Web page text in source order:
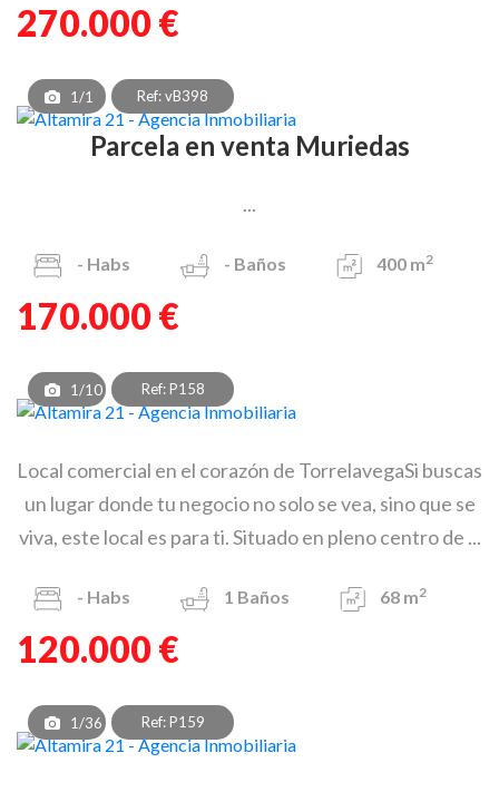
270.000 €
1/1 Ref: vB398
Parcela en venta Muriedas
...
- Habs - Baños 400 m2
170.000 €
1/10 Ref: P158
Local comercial en el corazón de TorrelavegaSi buscas
un lugar donde tu negocio no solo se vea, sino que se
viva, este local es para ti. Situado en pleno centro de ...
- Habs 1 Baños 68 m2
120.000 €
1/36 Ref: P159